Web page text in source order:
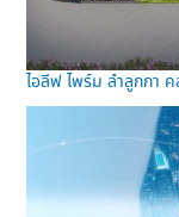
ไอลีฟ ไพร์ม ลำลูกกา